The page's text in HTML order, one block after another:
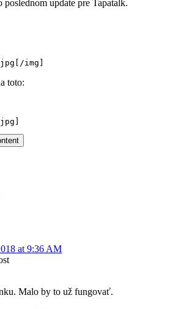
poslednom update pre Tapatalk.
img]
toto:
at 9:36 AM
Malo by to už fungovať.